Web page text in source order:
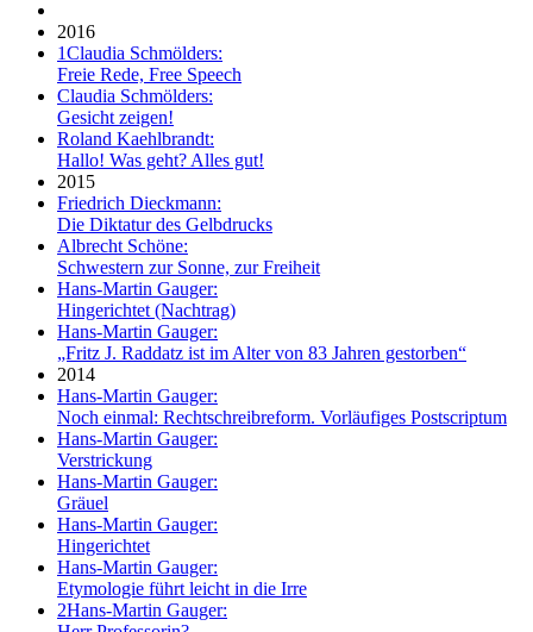
2016
1Claudia Schmölders:
Freie Rede, Free Speech
Claudia Schmölders:
Gesicht zeigen!
Roland Kaehlbrandt:
Hallo! Was geht? Alles gut!
2015
Friedrich Dieckmann:
Die Diktatur des Gelbdrucks
Albrecht Schöne:
Schwestern zur Sonne, zur Freiheit
Hans-Martin Gauger:
Hingerichtet (Nachtrag)
Hans-Martin Gauger:
„Fritz J. Raddatz ist im Alter von 83 Jahren gestorben“
2014
Hans-Martin Gauger:
Noch einmal: Rechtschreibreform. Vorläufiges Postscriptum
Hans-Martin Gauger:
Verstrickung
Hans-Martin Gauger:
Gräuel
Hans-Martin Gauger:
Hingerichtet
Hans-Martin Gauger:
Etymologie führt leicht in die Irre
2Hans-Martin Gauger: